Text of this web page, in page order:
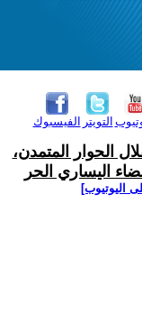
الفيسبوك التويتر
الحوار المتمدن،
اليساري الحر
اليوتيوب]